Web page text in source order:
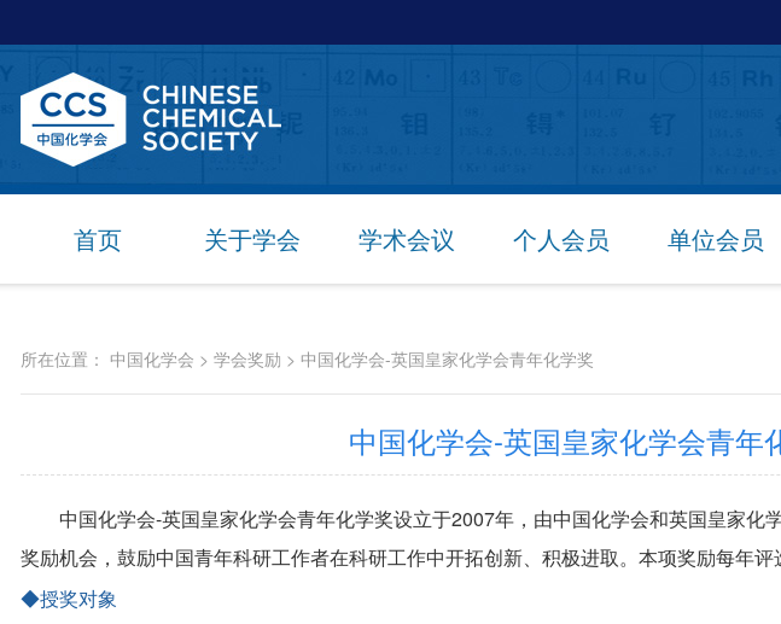
首页 关于学会 学术会议 个人会员 单位会员
所在位置： 中国化学会 > 学会奖励 > 中国化学会-英国皇家化学会青年化学奖
中国化学会-英国皇家化学会青年
中国化学会-英国皇家化学会青年化学奖设立于2007年，由中国化学会和英国皇家化
奖励机会，鼓励中国青年科研工作者在科研工作中开拓创新、积极进取。本项奖励每年评
◆授奖对象